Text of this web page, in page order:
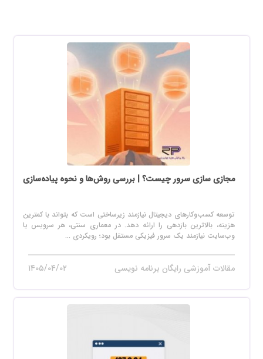
مجازی سازی سرور چیست؟ | بررسی روش‌ها و نحوه پیاده‌سازی
توسعه کسب‌وکارهای دیجیتال نیازمند زیرساختی است که بتواند با کمترین
هزینه، بالاترین بازدهی را ارائه دهد. در معماری سنتی، هر سرویس یا
وب‌سایت نیازمند یک سرور فیزیکی مستقل بود؛ رویکردی ...
مقالات آموزشی رایگان برنامه نویسی ۱۴۰۵/۰۴/۰۲